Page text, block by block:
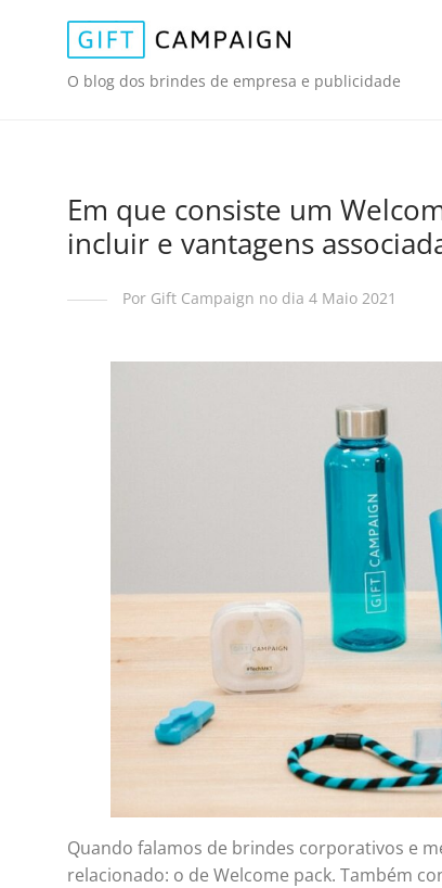
O blog dos brindes de empresa e publicidade
Em que consiste um
incluir e vantagens
Por Gift Campaign no dia 4 Maio 2021
Quando falamos de brindes corporativos e
relacionado: o de Welcome pack. Também